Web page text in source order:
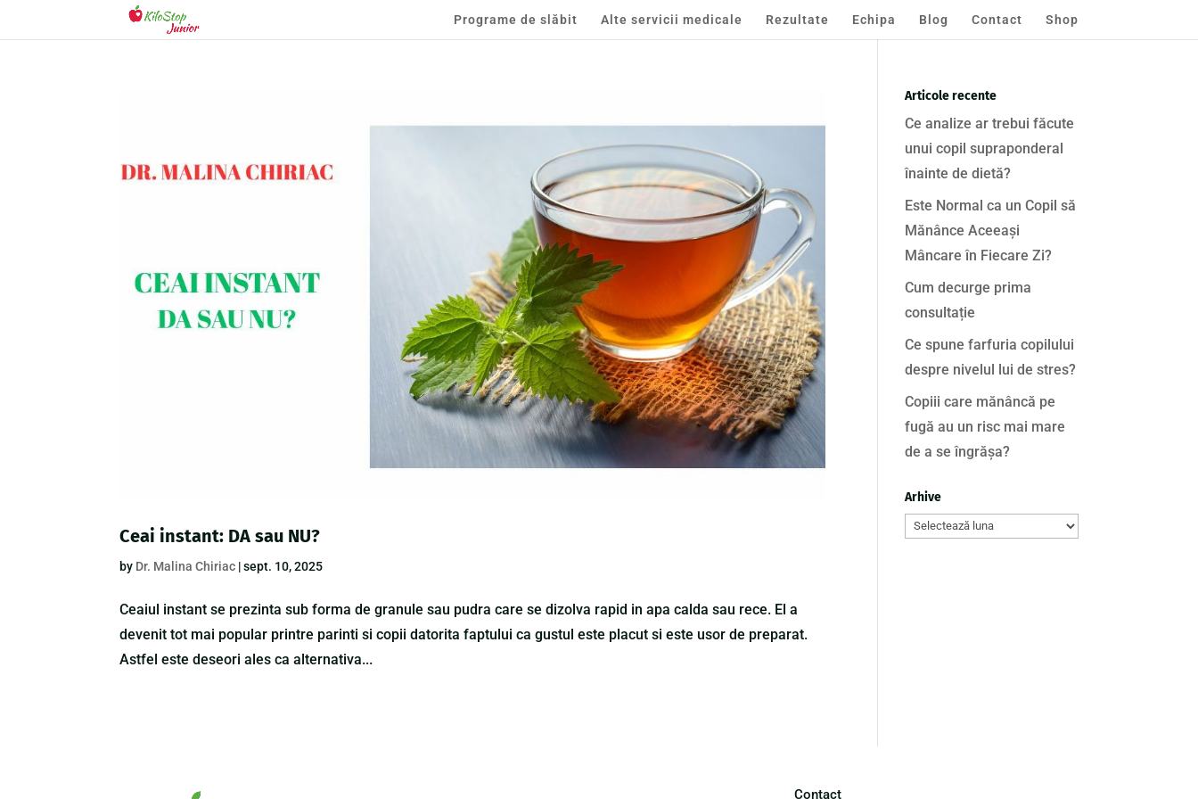
Programe de slăbit Alte servicii medicale Rezultate Echipa Blog Contact Shop
Ceai instant: DA sau NU?
by Dr. Malina Chiriac |sept. 10, 2025
Ceaiul instant se prezinta sub forma de granule sau pudra care se dizolva rapid in apa calda sau rece. El a
devenit tot mai popular printre parinti si copii datorita faptului ca gustul este placut si este usor de preparat.
Astfel este deseori ales ca alternativa...
Articole recente
Ce analize ar trebui făcute
unui copil supraponderal
înainte de dietă?
Este Normal ca un Copil să
Mănânce Aceeași
Mâncare în Fiecare Zi?
Cum decurge prima
consultație
Ce spune farfuria copilului
despre nivelul lui de stres?
Copiii care mănâncă pe
fugă au un risc mai mare
de a se îngrășa?
Arhive
Arhive
Contact